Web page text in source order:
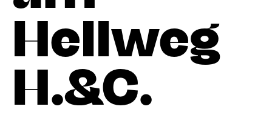
Hellweg
H.&C.